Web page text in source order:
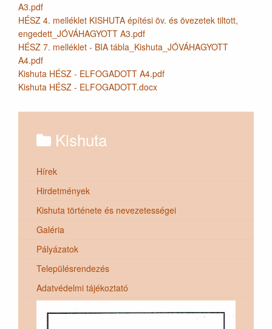
A3.pdf
HÉSZ 4. melléklet KISHUTA építési öv. és övezetek tiltott,
engedett_JÓVÁHAGYOTT A3.pdf
HÉSZ 7. melléklet - BIA tábla_Kishuta_JÓVÁHAGYOTT
A4.pdf
Kishuta HÉSZ - ELFOGADOTT A4.pdf
Kishuta HÉSZ - ELFOGADOTT.docx
Kishuta
Hírek
Hirdetmények
Kishuta története és nevezetességei
Galéria
Pályázatok
Településrendezés
Adatvédelmi tájékoztató